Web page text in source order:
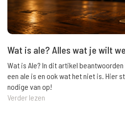
Wat is ale? Alles wat je wilt
Wat is Ale? In dit artikel
een ale is en ook wat het niet is. Hier
nodige van op!
Verder lezen